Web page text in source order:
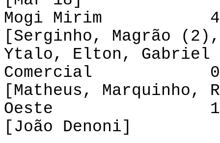
Mogi Mirim 4-
[Serginho, Magrão
Ytalo, Elton, Gabriel
Comercial 0-3
[Matheus, Marquinho,
Oeste 1-0
[João Denoni]